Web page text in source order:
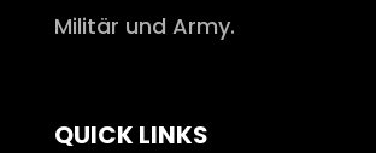
Militär und Army.
QUICK LINKS